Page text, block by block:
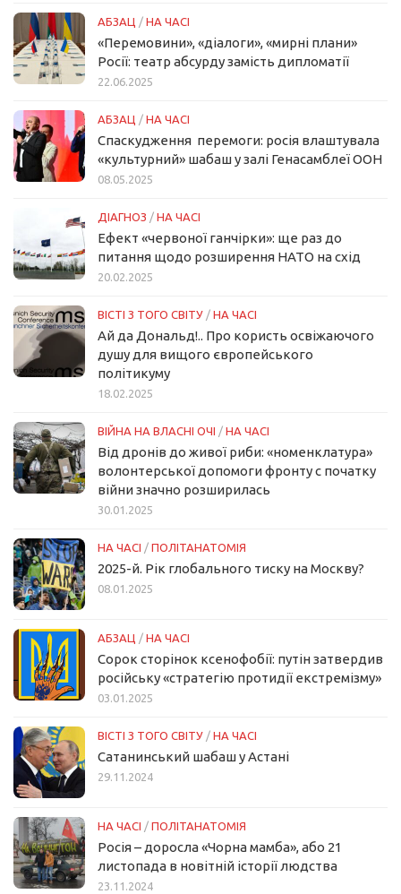
АБЗАЦ / НА ЧАСІ
«Перемовини», «діалоги», «мирні плани»
Росії: театр абсурду замість дипломатії
22.06.2025
АБЗАЦ / НА ЧАСІ
Спаскудження перемоги: росія влаштувала
«культурний» шабаш у залі Генасамблеї ООН
08.05.2025
ДІАГНОЗ / НА ЧАСІ
Ефект «червоної ганчірки»: ще раз до
питання щодо розширення НАТО на схід
20.02.2025
ВІСТІ З ТОГО СВІТУ / НА ЧАСІ
Ай да Дональд!.. Про користь освіжаючого
душу для вищого європейського
політикуму
18.02.2025
ВІЙНА НА ВЛАСНІ ОЧІ / НА ЧАСІ
Від дронів до живої риби: «номенклатура»
волонтерської допомоги фронту с початку
війни значно розширилась
30.01.2025
НА ЧАСІ / ПОЛІТАНАТОМІЯ
2025-й. Рік глобального тиску на Москву?
08.01.2025
АБЗАЦ / НА ЧАСІ
Сорок сторінок ксенофобії: путін затвердив
російську «стратегію протидії екстремізму»
03.01.2025
ВІСТІ З ТОГО СВІТУ / НА ЧАСІ
Сатанинський шабаш у Астані
29.11.2024
НА ЧАСІ / ПОЛІТАНАТОМІЯ
Росія – доросла «Чорна мамба», або 21
листопада в новітній історії людства
23.11.2024